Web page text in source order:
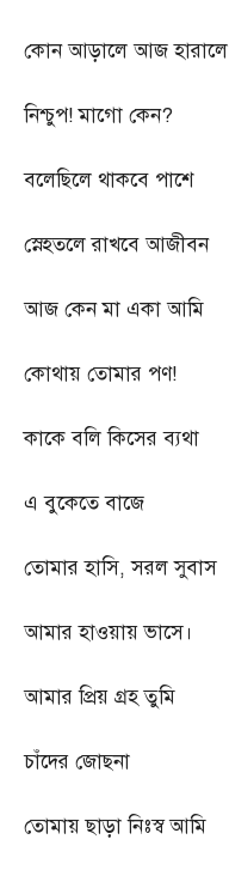
কোন আড়ালে আজ হারালে
নিশ্চুপ!মাগো কেন?
বলেছিলে থাকবে পাশে
স্নেহতলে রাখবে আজীবন
আজ কেন মা একা আমি
কোথায় তোমার পণ!
কাকে বলি কিসের ব্যথা
এ বুকেতে বাজে
তোমার হাসি,সরল সুবাস
আমার হাওয়ায় ভাসে।
আমার প্রিয় গ্রহ তুমি
চাঁদের জোছনা
তোমায় ছাড়া নিঃস্ব আমি